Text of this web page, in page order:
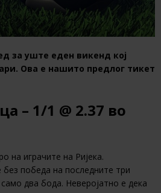
за уште еден викенд кој
Ова е нашито предлог тикет
– 1/1 @ 2.37 во
на играчите на Ријека.
победа на последните три
два бода. Неверојатно е дека